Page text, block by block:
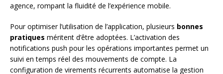
agence, rompant la fluidité de l’expérience mobile.
Pour optimiser l’utilisation de l’application, plusieurs bonnes
pratiques méritent d’être adoptées. L’activation des
notifications push pour les opérations importantes permet un
suivi en temps réel des mouvements de compte. La
configuration de virements récurrents automatise la gestion